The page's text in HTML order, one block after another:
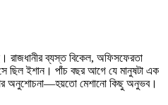
রাজধানীর ব্যস্ত বিকেল, অফিসফেরতা
ছিল ইশান। পাঁচ বছর আগে যে মানুষটা এক
অনুশোচনা—হয়তো মেশানো কিছু অনুভব।